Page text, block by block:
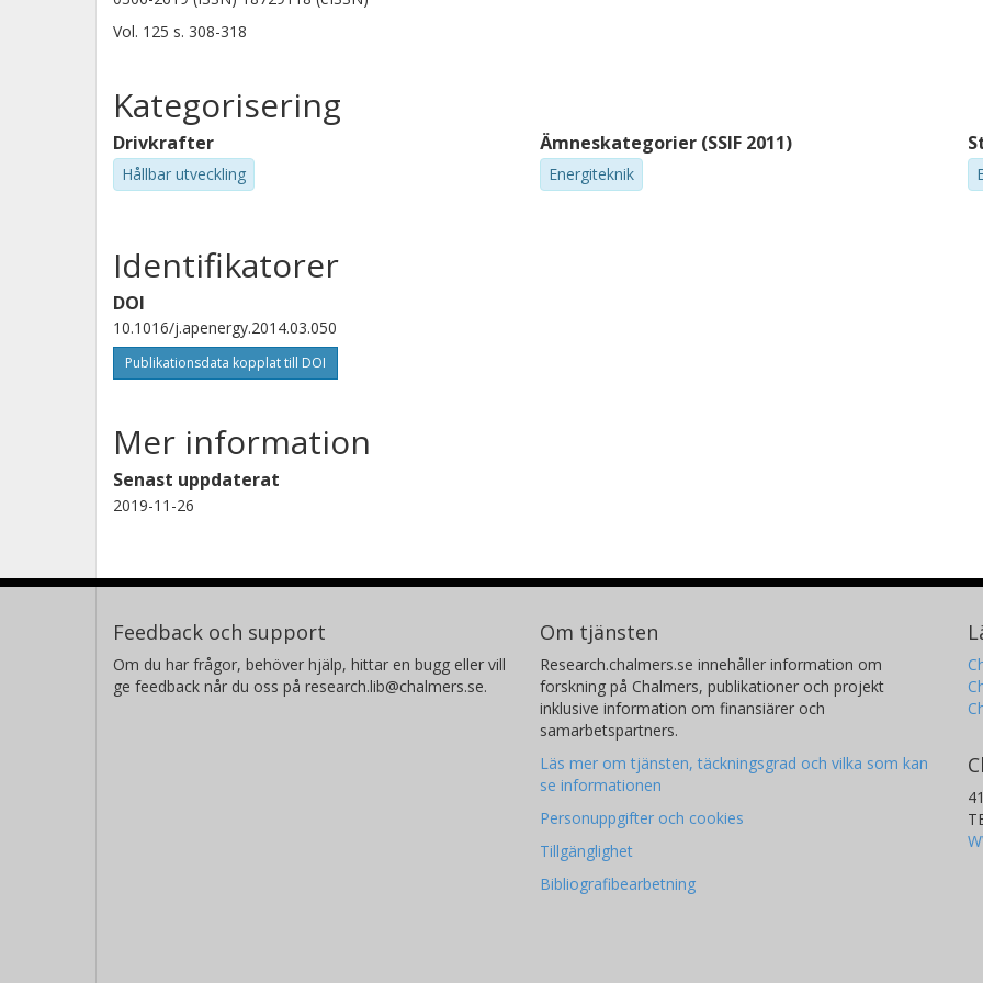
Vol. 125 s. 308-318
Kategorisering
Drivkrafter
Hållbar utveckling
Ämneskategorier (SSIF 2011)
Energiteknik
Identifikatorer
DOI
10.1016/j.apenergy.2014.03.050
Publikationsdata kopplat till DOI
Mer information
Senast uppdaterat
2019-11-26
Feedback och support
Om du har frågor, behöver hjälp, hittar en bugg eller vill
ge feedback når du oss på research.lib@chalmers.se.
Om tjänsten
Research.chalmers.se innehåller information om
forskning på Chalmers, publikationer och projekt
inklusive information om finansiärer och
samarbetspartners.
Läs mer om tjänsten, täckningsgrad och vilka som kan
se informationen
Personuppgifter och cookies
Tillgänglighet
Bibliografibearbetning